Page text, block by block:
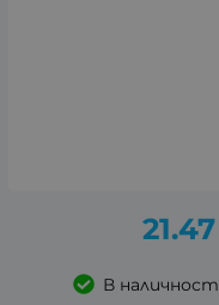
21.47
В наличност